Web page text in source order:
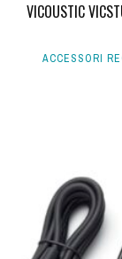
VICOUSTIC
ACCESSORI